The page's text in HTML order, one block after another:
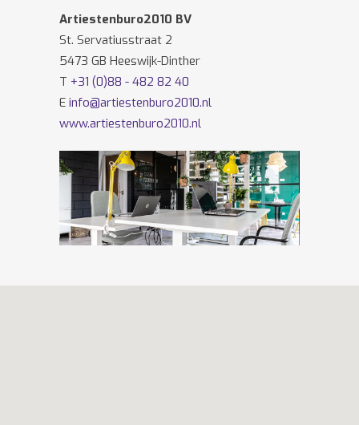
Artiestenburo2010 BV
St. Servatiusstraat 2
5473 GB Heeswijk-Dinther
T +31 (0)88 - 482 82 40
E info@artiestenburo2010.nl
www.artiestenburo2010.nl
Volg ons ook opFacebookenTwitter